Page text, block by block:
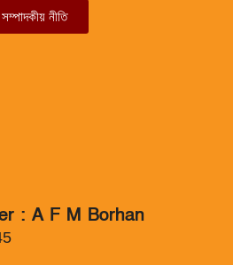
সম্পাদকীয় নীতি
: A F M Borhan